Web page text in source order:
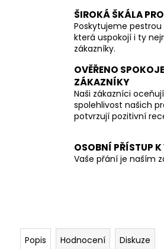
ŠIROKÁ ŠKÁLA
Poskytujeme
která uspokojí i ty
zákazníky.
OVĚŘENO
ZÁKAZNÍKY
Naši zákazníci
spolehlivost našich
potvrzují pozitivní
OSOBNÍ PŘÍSTUP K
Vaše přání je naším
Popis Hodnocení Diskuze